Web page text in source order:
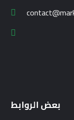
بعض الروابط